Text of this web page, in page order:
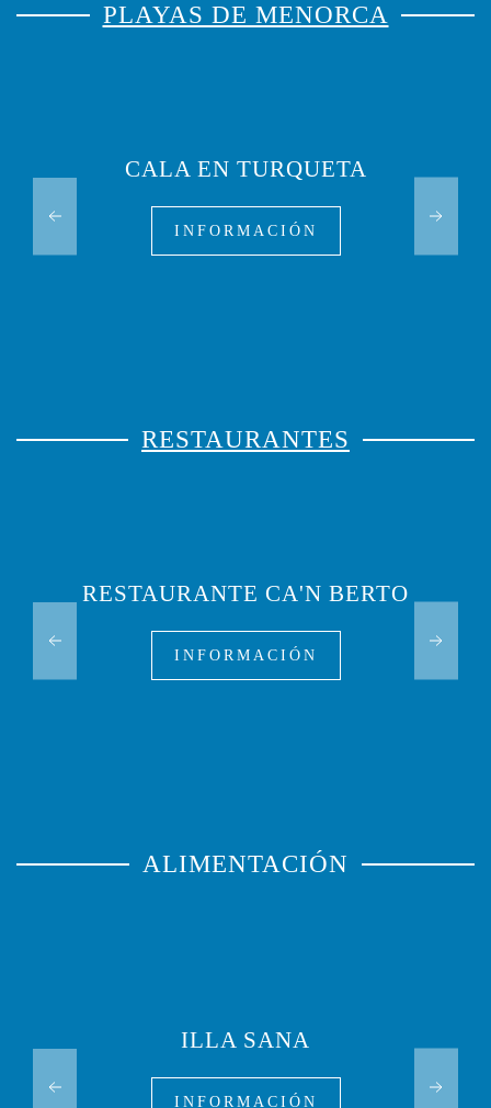
PLAYAS DE MENORCA
CALA EN TURQUETA
INFORMACIÓN
RESTAURANTES
RESTAURANTE CA'N BERTO
INFORMACIÓN
ALIMENTACIÓN
ILLA SANA
INFORMACIÓN